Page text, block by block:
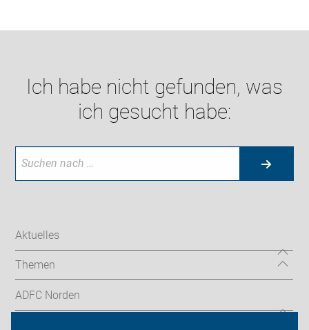
Ich habe nicht gefunden, was
ich gesucht habe:
Aktuelles
Themen
ADFC Norden